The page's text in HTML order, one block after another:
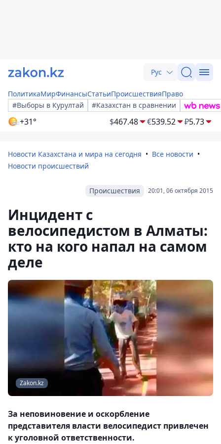
Рус
ПолитикаМирФинансыСтатьиПроисшествияПраво
#Выборы в Курултай
#Казахстан в сравнении
+31° $467.48 €539.52 ₽5.73
Новости Казахстана и мира на сегодня
Все новости
Новости происшествий
20:01, 06 октября 2015
Происшествия
Инцидент с
велосипедистом в Алматы:
кто на кого напал на самом
деле
Zakon.kz
За неповиновение и оскорбление
представителя власти велосипедист привлечен
к уголовной ответственности.